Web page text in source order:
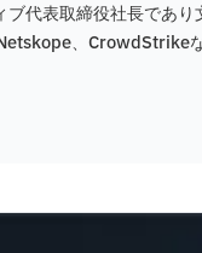
代表取締役社長であ
、CrowdStrike